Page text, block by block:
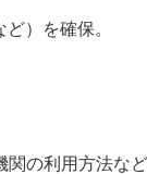
）を確保。
関の利用方法な